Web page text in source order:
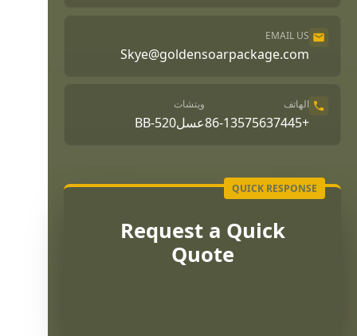
EMAIL US
Skye@goldensoarpackage.com
الهاتف
+86-13575637445
ويتشات
عسلBB-520
Request a Quick
Quote